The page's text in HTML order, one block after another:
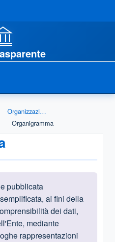
Organizzazione
Organigramma
pubblicata
ai fini della
dei dati,
mediante
rappresentazioni